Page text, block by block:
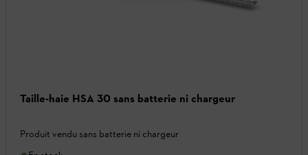
Taille-haie HSA 30 sans batterie ni chargeur
Produit vendu sans batterie ni chargeur